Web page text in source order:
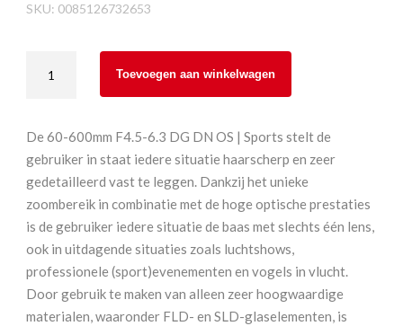
SKU: 0085126732653
f/4.5-
6.3
OS
Sports
Sony
E
aantal
Toevoegen aan winkelwagen
De 60-600mm F4.5-6.3 DG DN OS | Sports stelt de
gebruiker in staat iedere situatie haarscherp en zeer
gedetailleerd vast te leggen. Dankzij het unieke
zoombereik in combinatie met de hoge optische prestaties
is de gebruiker iedere situatie de baas met slechts één lens,
ook in uitdagende situaties zoals luchtshows,
professionele (sport)evenementen en vogels in vlucht.
Door gebruik te maken van alleen zeer hoogwaardige
materialen, waaronder FLD- en SLD-glaselementen, is